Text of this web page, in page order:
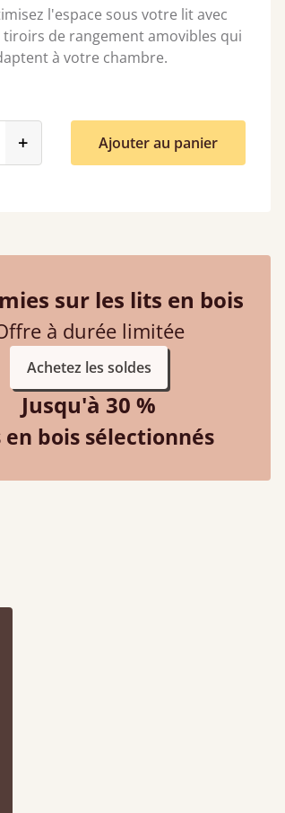
l'espace sous votre lit avec
tiroirs de rangement amovibles qui
à votre chambre.
+product_form.increase
Ajouter au panier
sur les lits en bois
à durée limitée
Achetez les soldes
Jusqu'à 30 %
en bois sélectionnés